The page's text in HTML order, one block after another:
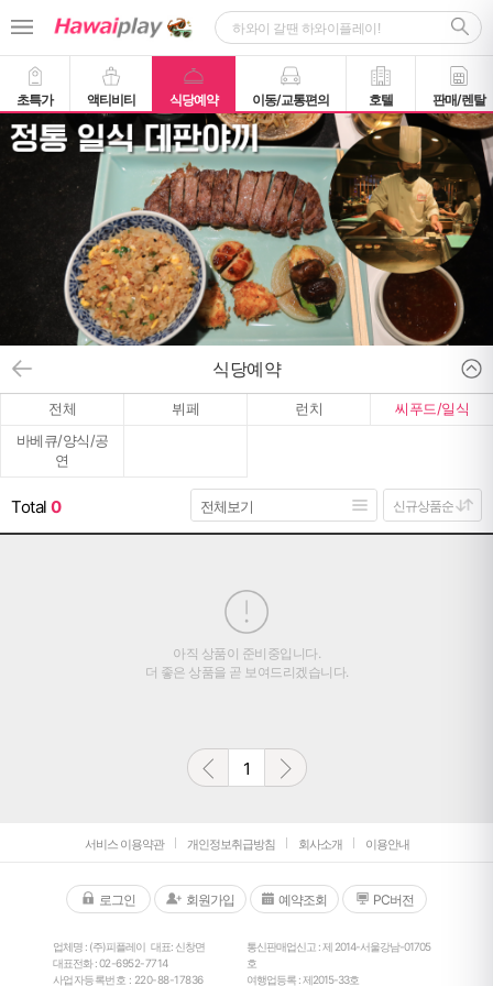
초특가 액티비티 식당예약 이동/교통편의 호텔 판매/렌탈
식당예약
전체 뷔페 런치
씨푸드/일식
바베큐/양식/공
연
Total 0
아직 상품이 준비중입니다.
더 좋은 상품을 곧 보여드리겠습니다.
1
서비스 이용약관 개인정보취급방침 회사소개 이용안내
로그인 회원가입 예약조회 PC버전
업체명 : (주)피플레이 대표: 신창면
대표전화 :02-6952-7714
사업자등록번호 : 220-88-17836
통신판매업신고 : 제 2014-서울강남-01705
호
여행업등록 : 제2015-33호